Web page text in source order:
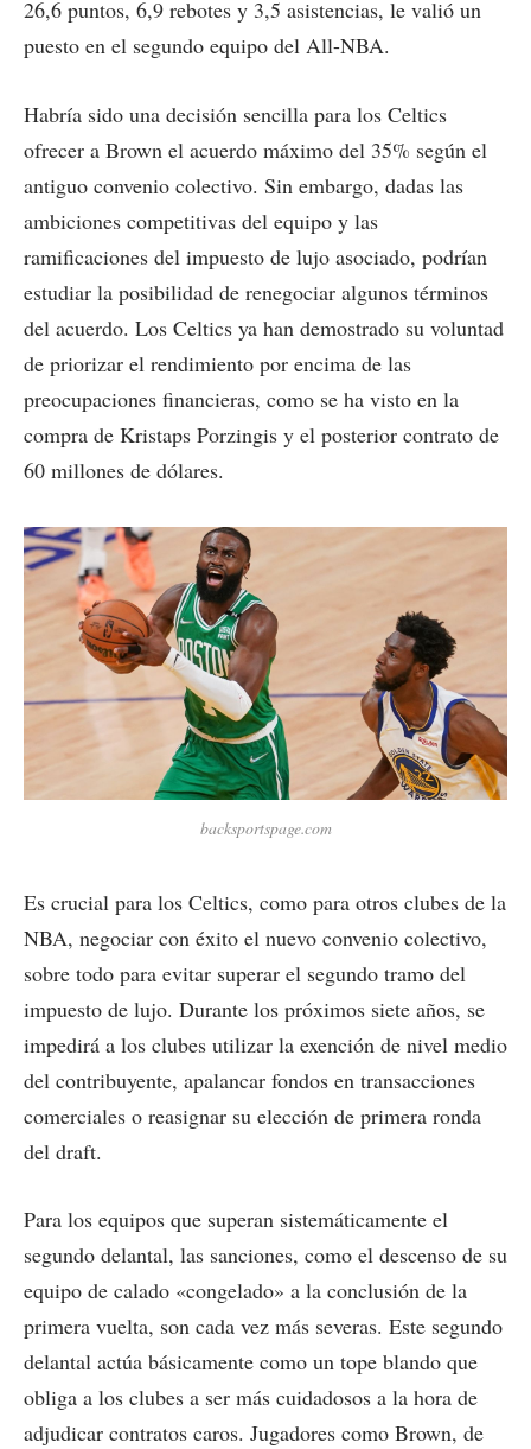
26,6 puntos, 6,9 rebotes y 3,5 asistencias, le valió un
puesto en el segundo equipo del All-NBA.
Habría sido una decisión sencilla para los Celtics
ofrecer a Brown el acuerdo máximo del 35% según el
antiguo convenio colectivo. Sin embargo, dadas las
ambiciones competitivas del equipo y las
ramificaciones del impuesto de lujo asociado, podrían
estudiar la posibilidad de renegociar algunos términos
del acuerdo. Los Celtics ya han demostrado su voluntad
de priorizar el rendimiento por encima de las
preocupaciones financieras, como se ha visto en la
compra de Kristaps Porzingis y el posterior contrato de
60 millones de dólares.
backsportspage.com
Es crucial para los Celtics, como para otros clubes de la
NBA, negociar con éxito el nuevo convenio colectivo,
sobre todo para evitar superar el segundo tramo del
impuesto de lujo. Durante los próximos siete años, se
impedirá a los clubes utilizar la exención de nivel medio
del contribuyente, apalancar fondos en transacciones
comerciales o reasignar su elección de primera ronda
del draft.
Para los equipos que superan sistemáticamente el
segundo delantal, las sanciones, como el descenso de su
equipo de calado «congelado» a la conclusión de la
primera vuelta, son cada vez más severas. Este segundo
delantal actúa básicamente como un tope blando que
obliga a los clubes a ser más cuidadosos a la hora de
adjudicar contratos caros. Jugadores como Brown, de